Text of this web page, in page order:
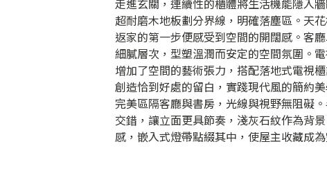
超耐磨木地板劃分界線，明確落塵區。天
返家的第一步便感受到空間的開闊感。客
細膩層次，型塑溫潤而安定的空間氛圍。
增加了空間的藝術張力，搭配落地式電視
創造恰到好處的留白，實踐現代風的簡約
完美區隔客廳與書房，光線與視野無阻礙
交錯，讓立面更具節奏，淺灰石紋作為背
感，嵌入式燈帶點綴其中，使屋主收藏成